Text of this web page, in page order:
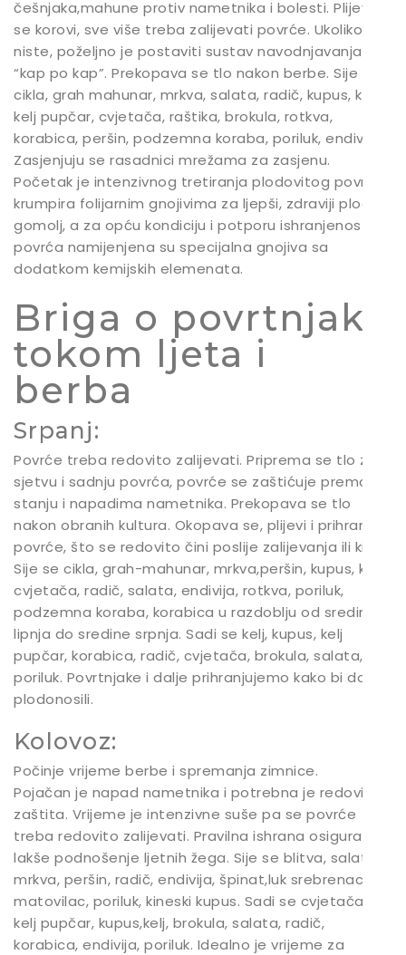
češnjaka,mahune protiv nametnika i bolesti. Plijeve
se korovi, sve više treba zalijevati povrće. Ukoliko još
niste, poželjno je postaviti sustav navodnjavanja
“kap po kap”. Prekopava se tlo nakon berbe. Sije se
cikla, grah mahunar, mrkva, salata, radič, kupus, kelj,
kelj pupčar, cvjetača, raštika, brokula, rotkva,
korabica, peršin, podzemna koraba, poriluk, endivija.
Zasjenjuju se rasadnici mrežama za zasjenu.
Početak je intenzivnog tretiranja plodovitog povrća i
krumpira folijarnim gnojivima za ljepši, zdraviji plod i
gomolj, a za opću kondiciju i potporu ishranjenosti
povrća namijenjena su specijalna gnojiva sa
dodatkom kemijskih elemenata.
Briga o povrtnjaku
tokom ljeta i
berba
Srpanj:
Povrće treba redovito zalijevati. Priprema se tlo za
sjetvu i sadnju povrća, povrće se zaštićuje prema
stanju i napadima nametnika. Prekopava se tlo
nakon obranih kultura. Okopava se, plijevi i prihranjuje
povrće, što se redovito čini poslije zalijevanja ili kiše.
Sije se cikla, grah-mahunar, mrkva,peršin, kupus, kelj,
cvjetača, radič, salata, endivija, rotkva, poriluk,
podzemna koraba, korabica u razdoblju od sredine
lipnja do sredine srpnja. Sadi se kelj, kupus, kelj
pupčar, korabica, radič, cvjetača, brokula, salata,
poriluk. Povrtnjake i dalje prihranjujemo kako bi dobro
plodonosili.
Kolovoz:
Počinje vrijeme berbe i spremanja zimnice.
Pojačan je napad nametnika i potrebna je redovita
zaštita. Vrijeme je intenzivne suše pa se povrće
treba redovito zalijevati. Pravilna ishrana osigurava
lakše podnošenje ljetnih žega. Sije se blitva, salata,
mrkva, peršin, radič, endivija, špinat,luk srebrenac,
matovilac, poriluk, kineski kupus. Sadi se cvjetača,
kelj pupčar, kupus,kelj, brokula, salata, radič,
korabica, endivija, poriluk. Idealno je vrijeme za